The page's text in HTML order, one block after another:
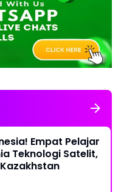
Empat Pelajar
Teknologi Satelit,